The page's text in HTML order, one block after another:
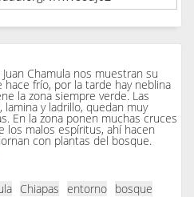
Chamula nos muestran su
frío, por la tarde hay neblina
la zona siempre verde. Las
y ladrillo, quedan muy
En la zona ponen muchas cruces
los malos espíritus, ahí hacen
con plantas del bosque.
Chiapas entorno bosque